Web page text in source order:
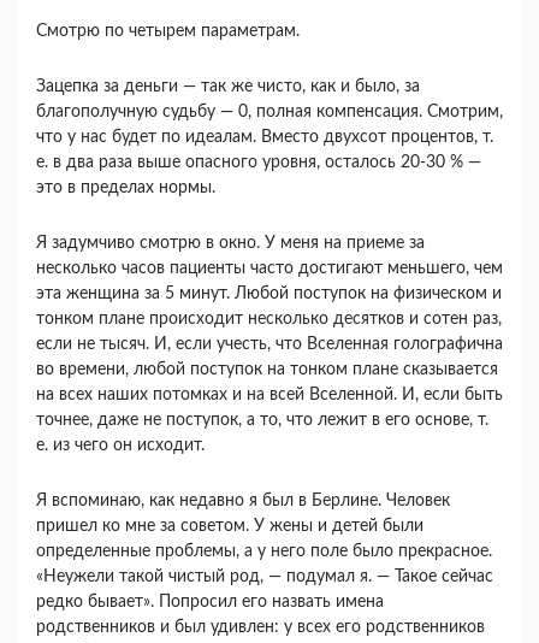
Смотрю по четырем параметрам.
Зацепка за деньги — так же чисто, как и было, за
благополучную судьбу — 0, полная компенса­ция. Смотрим,
что у нас будет по идеалам. Вместо двухсот процентов, т.
е. в два раза выше опасного уровня, осталось 20-30 % —
это в пределах нормы.
Я задумчиво смотрю в окно. У меня на приеме за
несколько часов пациенты часто достигают ме­ньшего, чем
эта женщина за 5 минут. Любой по­ступок на физическом и
тонком плане происходит несколько десятков и сотен раз,
если не тысяч. И, если учесть, что Вселенная голографична
во времени, любой поступок на тонком плане сказы­вается
на всех наших потомках и на всей Вселен­ной. И, если быть
точнее, даже не поступок, а то, что лежит в его основе, т.
е. из чего он исходит.
Я вспоминаю, как недавно я был в Берлине. Человек
пришел ко мне за советом. У жены и де­тей были
определенные проблемы, а у него поле было прекрасное.
«Неужели такой чистый род, — подумал я. — Такое сейчас
редко бывает». Попро­сил его назвать имена
родственников и был удив­лен: у всех его родственников